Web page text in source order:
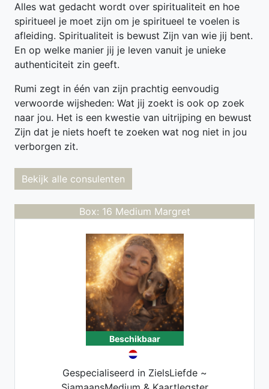
Alles wat gedacht wordt over spiritualiteit en hoe
spiritueel je moet zijn om je spiritueel te voelen is
afleiding. Spiritualiteit is bewust Zijn van wie jij bent.
En op welke manier jij je leven vanuit je unieke
authenticiteit zin geeft.
Rumi zegt in één van zijn prachtig eenvoudig
verwoorde wijsheden: Wat jij zoekt is ook op zoek
naar jou. Het is een kwestie van uitrijping en bewust
Zijn dat je niets hoeft te zoeken wat nog niet in jou
verborgen zit.
Bekijk alle consulenten
Box: 16 Medium Margret
Beschikbaar
Gespecialiseerd in ZielsLiefde ~